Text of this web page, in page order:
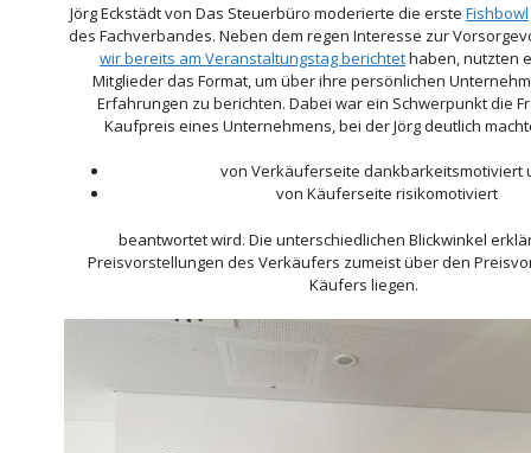
Jörg Eckstädt von Das Steuerbüro moderierte die erste Fishbowl
des Fachverbandes. Neben dem regen Interesse zur
wir bereits am Veranstaltungstag berichtethaben, nutzten
Mitglieder das Format, um über ihre persönlichen
Erfahrungen zu berichten. Dabei war ein Schwerpunkt die
Kaufpreis eines Unternehmens, bei der Jörg deutlich
von Verkäuferseite dankbarkeitsmotiviert
von Käuferseite risikomotiviert
beantwortet wird. Die unterschiedlichen Blickwinkel
Preisvorstellungen des Verkäufers zumeist über den
Käufers liegen.